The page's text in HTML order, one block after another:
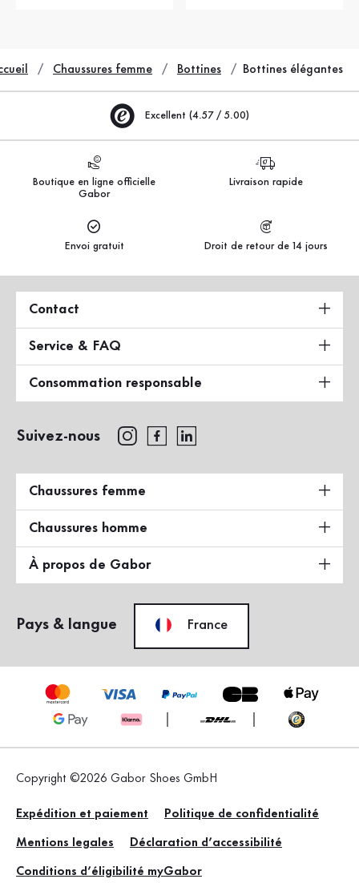
Chaussures femme Bottines Bottines élégantes
Excellent (4.57 / 5.00)
Boutique en ligne officielle
Gabor
Livraison rapide
Envoi gratuit Droit de retour de 14 jours
Contact
Service & FAQ
Consommation responsable
Suivez-nous
Chaussures femme
Chaussures homme
À propos de Gabor
Pays & langue France
Copyright ©2026 Gabor Shoes GmbH
Expédition et paiement Politique de confidentialité
Mentions legales Déclaration d’accessibilité
Conditions d’éligibilité myGabor